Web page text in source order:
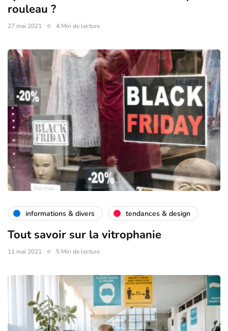
rouleau ?
27 mai 2021 4 Min de lecture
informations & divers tendances & design
Tout savoir sur la vitrophanie
11 mai 2021 5 Min de lecture